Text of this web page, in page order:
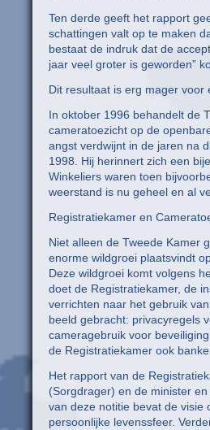
Ten derde geeft het rapport
schattingen valt op te maken
bestaat de indruk dat de
jaar veel groter is geworden”
Dit resultaat is erg mager voor
In oktober 1996 behandelt de
cameratoezicht op de
angst verdwijnt in de jaren na
1998. Hij herinnert zich een
Winkeliers waren toen
weerstand is nu geheel en al
Registratiekamer en
Niet alleen de Tweede Kamer
enorme wildgroei plaatsvindt
Deze wildgroei komt volgens
doet de Registratiekamer, de
verrichten naar het gebruik
beeld gebracht: privacyregels
cameragebruik voor
de Registratiekamer ook
Het rapport van de
(Sorgdrager) en de minister
van deze notitie bevat de visie
persoonlijke levenssfeer.